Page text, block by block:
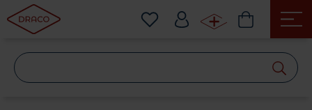
suchen